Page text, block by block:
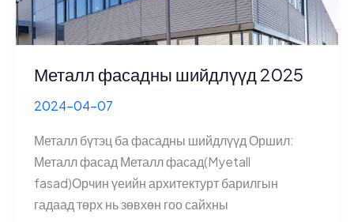
Металл фасадны шийдлүүд 2025
2024-04-07
Металл бүтэц ба фасадны шийдлүүд Оршил:
Металл фасад Металл фасад(Myetall
fasad)Орчин үеийн архитектурт барилгын
гадаад төрх нь зөвхөн гоо сайхны